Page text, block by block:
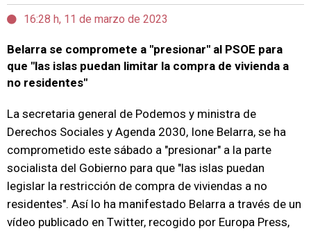
16:28 h, 11 de marzo de 2023
Belarra se compromete a "presionar" al PSOE para
que "las islas puedan limitar la compra de vivienda a
no residentes"
La secretaria general de Podemos y ministra de
Derechos Sociales y Agenda 2030, Ione Belarra, se ha
comprometido este sábado a "presionar" a la parte
socialista del Gobierno para que "las islas puedan
legislar la restricción de compra de viviendas a no
residentes". Así lo ha manifestado Belarra a través de un
vídeo publicado en Twitter, recogido por Europa Press,